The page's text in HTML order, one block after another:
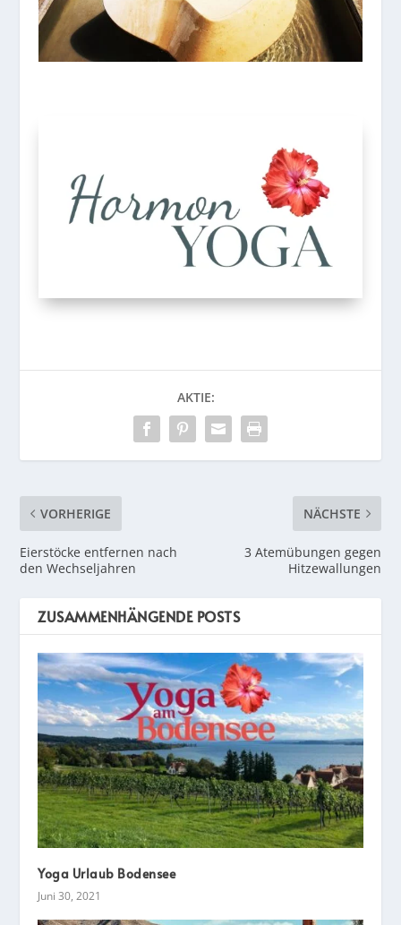
AKTIE:
VORHERIGE
Eierstöcke entfernen nach
den Wechseljahren
NÄCHSTE
3 Atemübungen gegen
Hitzewallungen
ZUSAMMENHÄNGENDE POSTS
Yoga Urlaub Bodensee
Juni 30, 2021